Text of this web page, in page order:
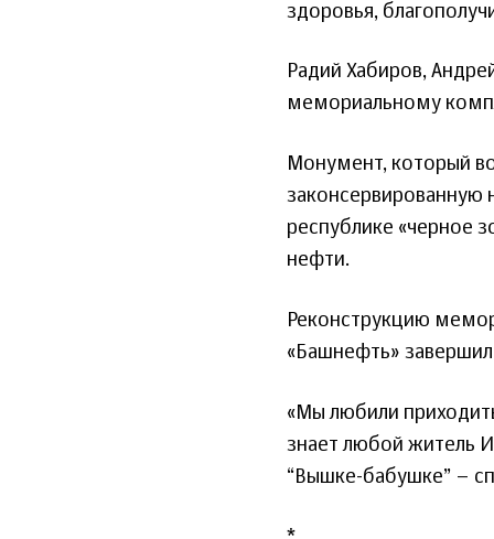
здоровья,
Радий Хабиров,
мемориальному
Монумент, который
законсервированную
республике «черное
нефти.
Реконструкцию
«Башнефть»
«Мы любили
знает любой житель
“Вышке-бабушке” –